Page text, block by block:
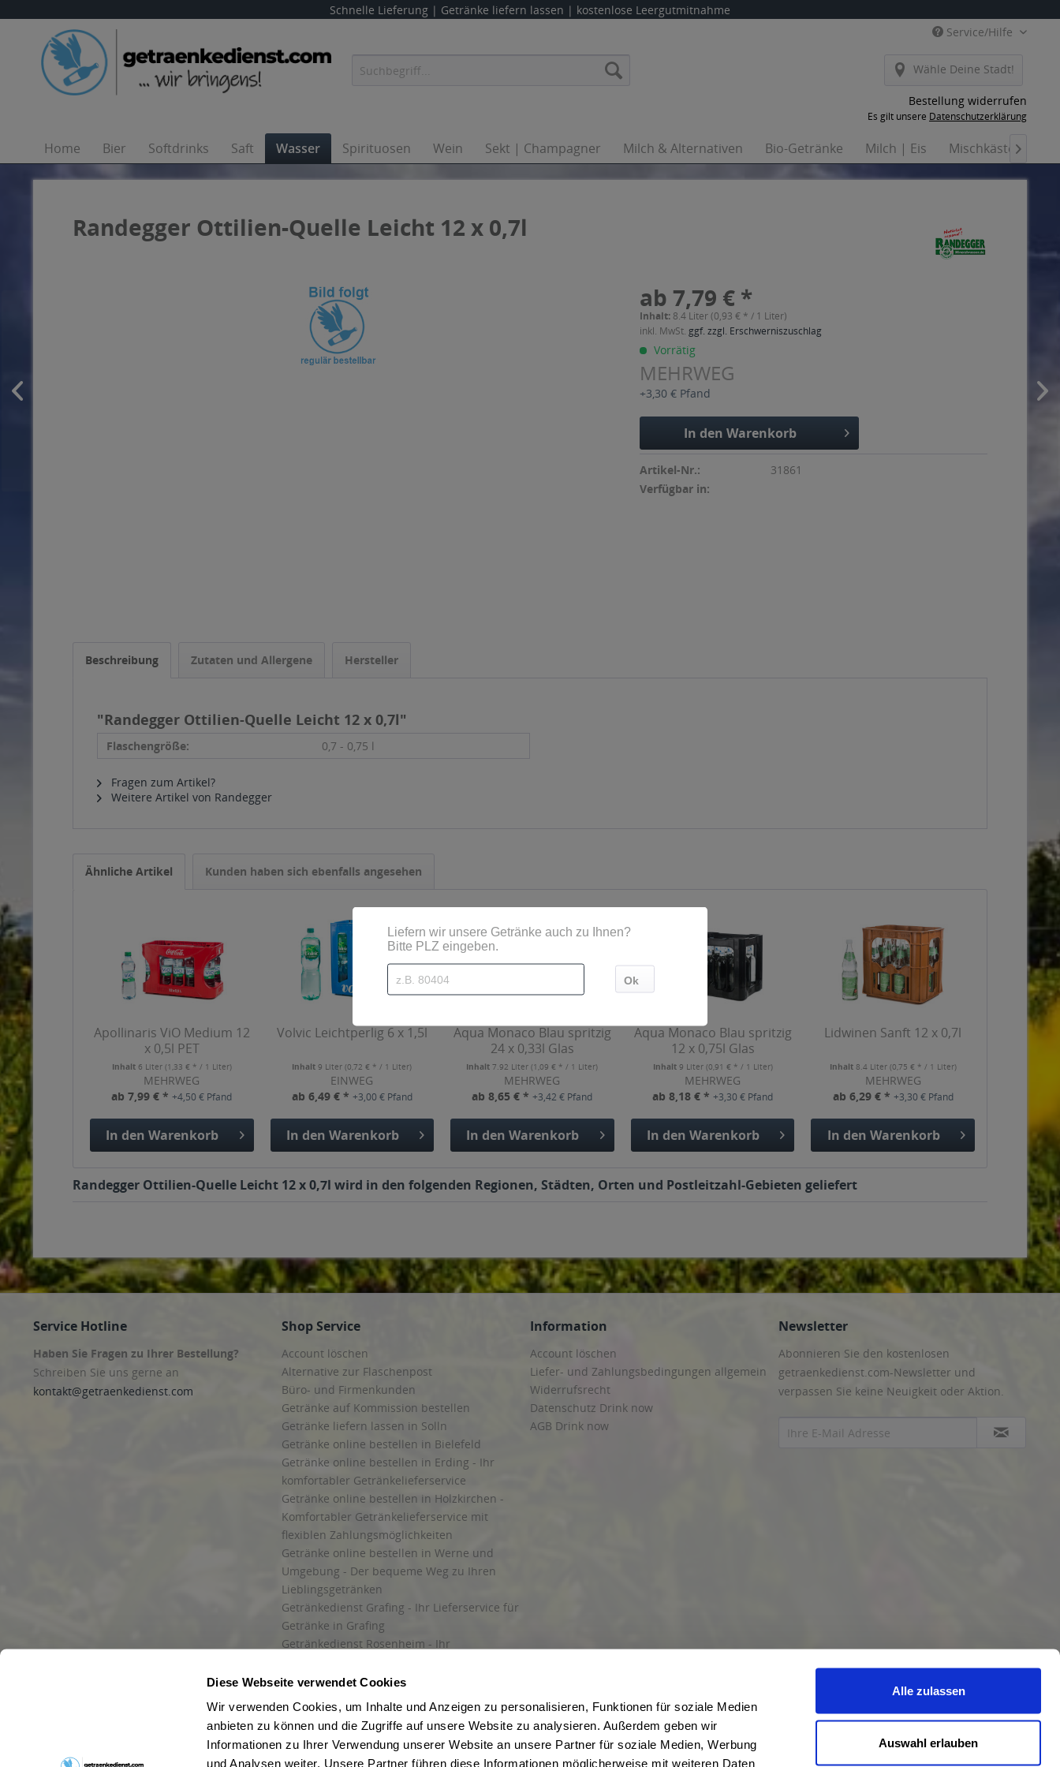
Diese Webseite verwendet Cookies
Wir verwenden Cookies, um Inhalte und Anzeigen zu personalisieren, Funktionen für soziale Medien
anbieten zu können und die Zugriffe auf unsere Website zu analysieren. Außerdem geben wir
Informationen zu Ihrer Verwendung unserer Website an unsere Partner für soziale Medien, Werbung
und Analysen weiter. Unsere Partner führen diese Informationen möglicherweise mit weiteren Daten
Alle zulassen
Auswahl erlauben
Schnelle Lieferung | Getränke liefern lassen | kostenlose Leergutmitnahme
Service/Hilfe
Wähle Deine Stadt!
Bestellung widerrufen
Es gilt unsere Datenschutzerklärung
Home Bier Softdrinks Saft Wasser Spirituosen Wein Sekt | Champagner Milch & Alternativen Bio-Getränke Milch | Eis Mischkästen

Randegger Ottilien-Quelle Leicht 12 x 0,7l
ab 7,79 € *
Inhalt: 8.4 Liter (0,93 € * / 1 Liter)
inkl. MwSt. ggf. zzgl. Erschwerniszuschlag
Vorrätig
MEHRWEG
+3,30 € Pfand
In den Warenkorb
Artikel-Nr.:
31861
Verfügbar in:
Beschreibung Zutaten und Allergene Hersteller
"Randegger Ottilien-Quelle Leicht 12 x 0,7l"
Flaschengröße: 0,7 - 0,75 l
Fragen zum Artikel?
Weitere Artikel von Randegger
Ähnliche Artikel Kunden haben sich ebenfalls angesehen
Apollinaris ViO Medium 12
x 0,5l PET
Inhalt 6 Liter (1,33 € * / 1 Liter)
MEHRWEG
ab 7,99 € *+4,50 € Pfand
In den Warenkorb
Volvic Leichtperlig 6 x 1,5l
Inhalt9 Liter(0,72 € * / 1 Liter)
EINWEG
ab 6,49 € * +3,00 € Pfand
In den Warenkorb
Aqua Monaco Blau spritzig
24 x 0,33l Glas
Inhalt7.92 Liter(1,09 € * / 1 Liter)
MEHRWEG
ab 8,65 € *+3,42 € Pfand
In den Warenkorb
Aqua Monaco Blau spritzig
12 x 0,75l Glas
Inhalt 9 Liter (0,91 € * / 1 Liter)
MEHRWEG
ab 8,18 € *+3,30 € Pfand
In den Warenkorb
Lidwinen Sanft 12 x 0,7l
Inhalt 8.4 Liter (0,75 € * / 1 Liter)
MEHRWEG
ab 6,29 € * +3,30 € Pfand
In den Warenkorb
Randegger Ottilien-Quelle Leicht 12 x 0,7l wird in den folgenden Regionen, Städten, Orten und Postleitzahl-Gebieten geliefert
Service Hotline
Haben Sie Fragen zu Ihrer Bestellung?
Schreiben Sie uns gerne an
kontakt@getraenkedienst.com
Shop Service
Account löschen
Alternative zur Flaschenpost
Büro- und Firmenkunden
Getränke auf Kommission bestellen
Getränke liefern lassen in Solln
Getränke online bestellen in Bielefeld
Getränke online bestellen in Erding - Ihr
komfortabler Getränkelieferservice
Getränke online bestellen in Holzkirchen -
Komfortabler Getränkelieferservice mit
flexiblen Zahlungsmöglichkeiten
Getränke online bestellen in Werne und
Umgebung - Der bequeme Weg zu Ihren
Lieblingsgetränken
Getränkedienst Grafing - Ihr Lieferservice für
Getränke in Grafing
Getränkedienst Rosenheim - Ihr
und Umgebung
Liefergebiet
Lieferservice für Getränke
Wir liefern Getränke
Information
Account löschen
Liefer- und Zahlungsbedingungen allgemein
Widerrufsrecht
Datenschutz Drink now
AGB Drink now
Newsletter
Abonnieren Sie den kostenlosen
getraenkedienst.com-Newsletter und
verpassen Sie keine Neuigkeit oder Aktion.